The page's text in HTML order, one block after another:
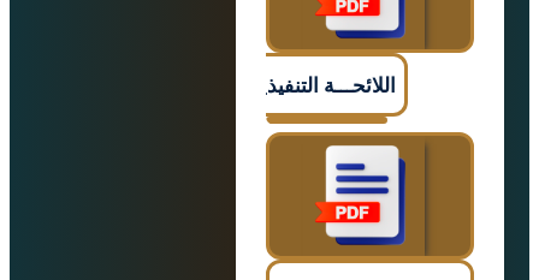
اللائحـــة التنفيذيـــــة